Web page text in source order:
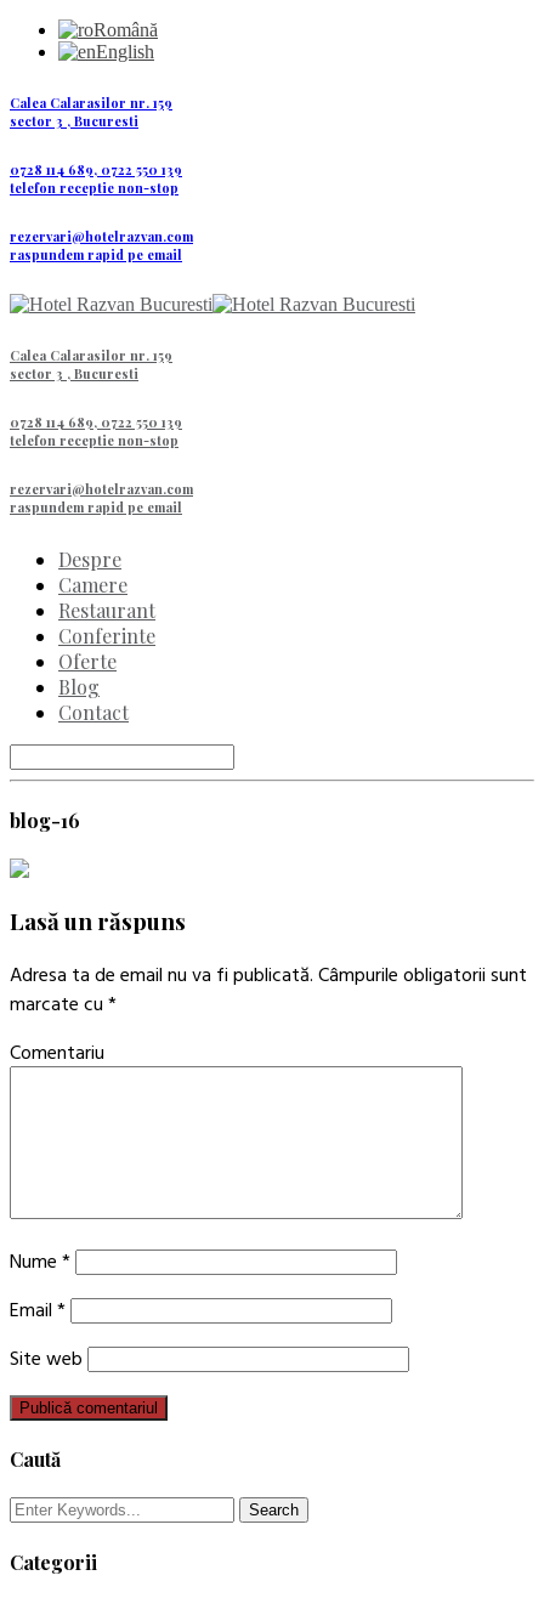
Română
English
Calea Calarasilor nr. 159
sector 3 , Bucuresti
0728 114 689, 0722 550 139
telefon receptie non-stop
rezervari@hotelrazvan.com
raspundem rapid pe email
Calea Calarasilor nr. 159
sector 3 , Bucuresti
0728 114 689, 0722 550 139
telefon receptie non-stop
rezervari@hotelrazvan.com
raspundem rapid pe email
Despre
Camere
Restaurant
Conferinte
Oferte
Blog
Contact
blog-16
Lasă un răspuns
Adresa ta de email nu va fi publicată. Câmpurile obligatorii sunt
marcate cu *
Comentariu
Nume *
Email *
Site web
Caută
Categorii